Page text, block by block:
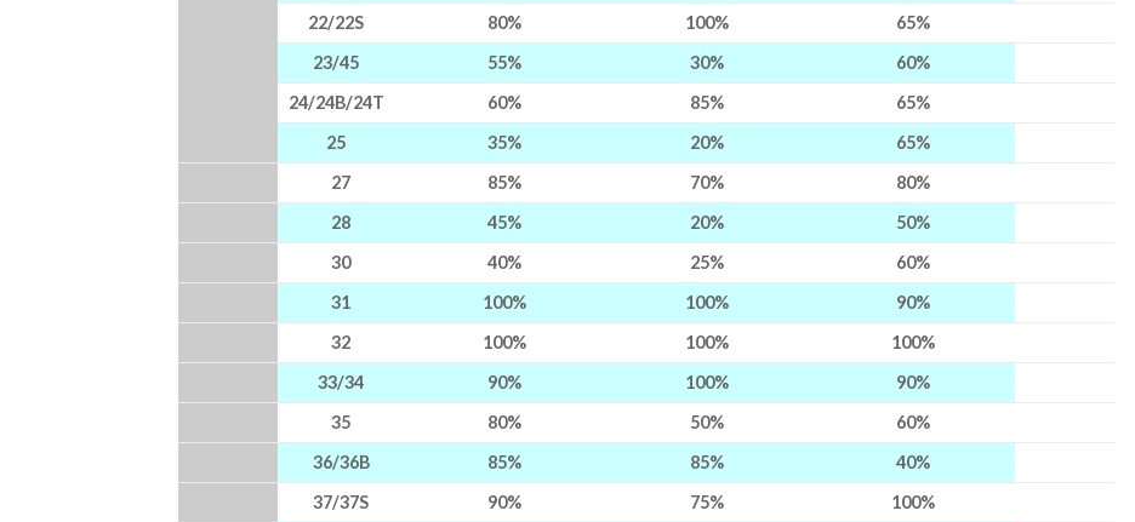
22/22S
80% 100%
65%
23/45
55% 30%
60%
24/24B/24T
60% 85%
65%
25
35% 20%
65%
27
85% 70%
80%
28
45% 20%
50%
30
40% 25%
60%
31
100% 100%
90%
32
100% 100%
100%
33/34
90% 100%
90%
35
80% 50%
60%
36/36B
85% 85%
40%
37/37S
90% 75%
100%